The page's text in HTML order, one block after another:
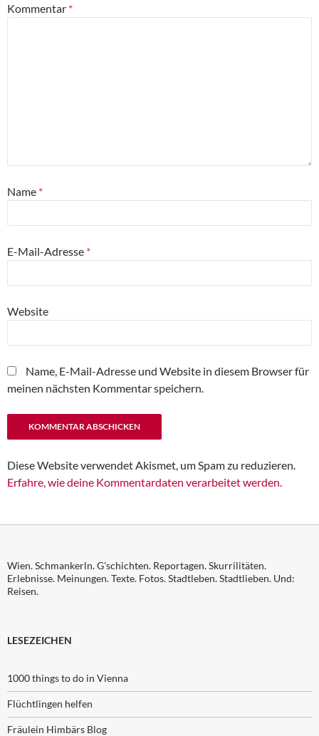
Kommentar *
Name *
E-Mail-Adresse *
Website
Name, E-Mail-Adresse und Website in diesem Browser für
meinen nächsten Kommentar speichern.
Diese Website verwendet Akismet, um Spam zu reduzieren.
Erfahre, wie deine Kommentardaten verarbeitet werden.
Wien. Schmankerln. G'schichten. Reportagen. Skurrilitäten.
Erlebnisse. Meinungen. Texte. Fotos. Stadtleben. Stadtlieben. Und:
Reisen.
LESEZEICHEN
1000 things to do in Vienna
Flüchtlingen helfen
Fräulein Himbärs Blog